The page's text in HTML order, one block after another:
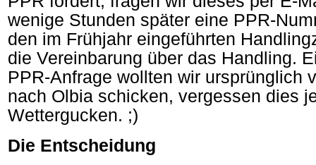
wenige Stunden später eine PPR-
den im Frühjahr eingeführten
die Vereinbarung über das Handling.
PPR-Anfrage wollten wir ursprünglich
nach Olbia schicken, vergessen dies
Wettergucken. ;)
Die Entscheidung